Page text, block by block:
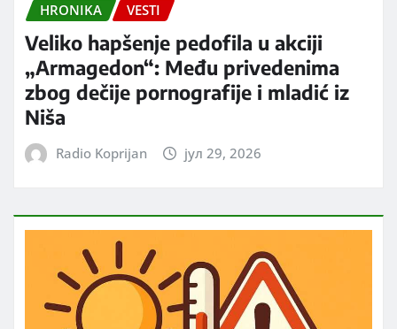
HRONIKA VESTI
Veliko hapšenje pedofila u akciji
„Armagedon“: Među privedenima
zbog dečije pornografije i mladić iz
Niša
Radio Koprijan јул 29, 2026